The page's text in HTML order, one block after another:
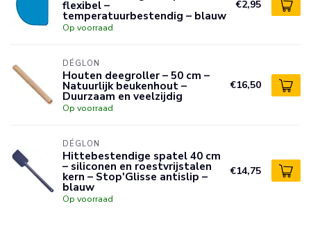
flexibel –
temperatuurbestendig – blauw
Op voorraad
€2,95
DÉGLON
Houten deegroller – 50 cm –
Natuurlijk beukenhout –
Duurzaam en veelzijdig
Op voorraad
€16,50
DÉGLON
Hittebestendige spatel 40 cm
– siliconen en roestvrijstalen
kern – Stop'Glisse antislip –
blauw
Op voorraad
€14,75